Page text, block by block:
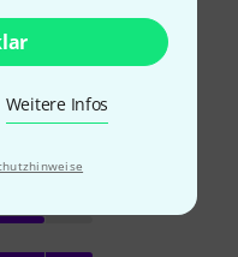
Weitere Infos